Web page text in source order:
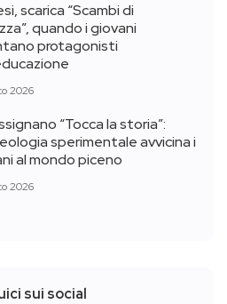
scarica “Scambi di
quando i giovani
protagonisti
2026
“Tocca la storia”:
sperimentale avvicina i
al mondo piceno
2026
sui social